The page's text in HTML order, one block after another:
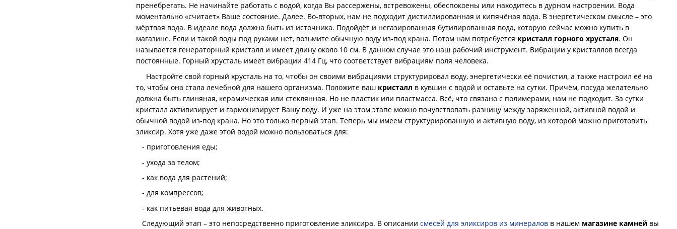
пренебрегать. Не начинайте работать с водой, когда Вы рассержены, встревожены, обеспокоены или находитесь в дурном настроении. Вода
моментально «считает» Ваше состояние. Далее. Во-вторых, нам не подходит дистиллированная и кипячёная вода. В энергетическом смысле – это
мёртвая вода. В идеале вода должна быть из источника. Подойдёт и негазированная бутилированная вода, которую сейчас можно купить в
магазине. Если и такой воды под руками нет, возьмите обычную воду из-под крана. Потом нам потребуется кристалл горного хрусталя. Он
называется генераторный кристалл и имеет длину около 10 см. В данном случае это наш рабочий инструмент. Вибрации у кристаллов всегда
постоянные. Горный хрусталь имеет вибрации 414 Гц, что соответствует вибрациям поля человека.
Настройте свой горный хрусталь на то, чтобы он своими вибрациями структурировал воду, энергетически её почистил, а также настроил её на
то, чтобы она стала лечебной для нашего организма. Положите ваш кристалл в кувшин с водой и оставьте на сутки. Причём, посуда желательно
должна быть глиняная, керамическая или стеклянная. Но не пластик или пластмасса. Всё, что связано с полимерами, нам не подходит. За сутки
кристалл активизирует и гармонизирует Вашу воду. И уже на этом этапе можно почувствовать разницу между заряженной, активной водой и
обычной водой из-под крана. Но это только первый этап. Теперь мы имеем структурированную и активную воду, из которой можно приготовить
эликсир. Хотя уже даже этой водой можно пользоваться для:
- приготовления еды;
- ухода за телом;
- как вода для растений;
- для компрессов;
- как питьевая вода для животных.
Следующий этап – это непосредственно приготовление эликсира. В описании смесей для эликсиров из минералов в нашем магазине камней вы